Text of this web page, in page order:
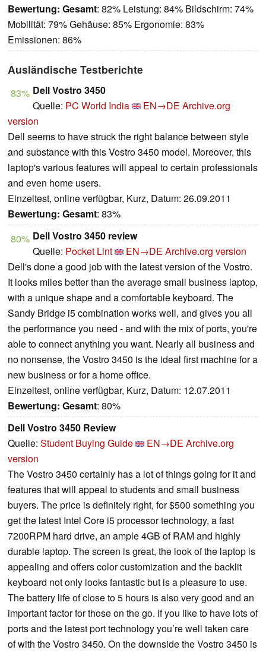
Bewertung: Gesamt: 82% Leistung: 84% Bildschirm: 74%
Mobilität: 79% Gehäuse: 85% Ergonomie: 83%
Emissionen: 86%
Ausländische Testberichte
83% Dell Vostro 3450
Quelle: PC World India EN→DE Archive.org
version
Dell seems to have struck the right balance between style
and substance with this Vostro 3450 model. Moreover, this
laptop's various features will appeal to certain professionals
and even home users.
Einzeltest, online verfügbar, Kurz, Datum: 26.09.2011
Bewertung: Gesamt: 83%
80% Dell Vostro 3450 review
Quelle: Pocket Lint EN→DE Archive.org version
Dell's done a good job with the latest version of the Vostro.
It looks miles better than the average small business laptop,
with a unique shape and a comfortable keyboard. The
Sandy Bridge i5 combination works well, and gives you all
the performance you need - and with the mix of ports, you're
able to connect anything you want. Nearly all business and
no nonsense, the Vostro 3450 is the ideal first machine for a
new business or for a home office.
Einzeltest, online verfügbar, Kurz, Datum: 12.07.2011
Bewertung: Gesamt: 80%
Dell Vostro 3450 Review
Quelle: Student Buying Guide EN→DE Archive.org
version
The Vostro 3450 certainly has a lot of things going for it and
features that will appeal to students and small business
buyers. The price is definitely right, for $500 something you
get the latest Intel Core i5 processor technology, a fast
7200RPM hard drive, an ample 4GB of RAM and highly
durable laptop. The screen is great, the look of the laptop is
appealing and offers color customization and the backlit
keyboard not only looks fantastic but is a pleasure to use.
The battery life of close to 5 hours is also very good and an
important factor for those on the go. If you like to have lots of
ports and the latest port technology you’re well taken care
of with the Vostro 3450. On the downside the Vostro 3450 is